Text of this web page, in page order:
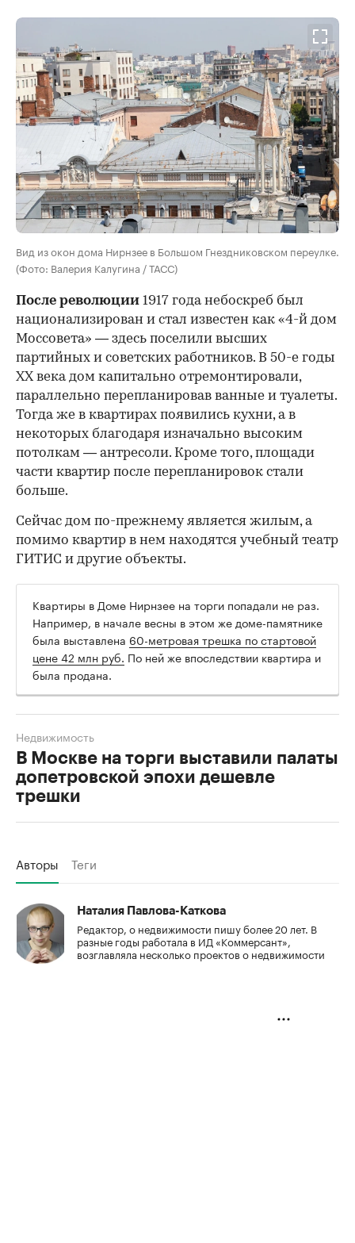
Вид из окон дома Нирнзее в Большом Гнездниковском переулке.
(Фото: Валерия Калугина / ТАСС)
После революции 1917 года небоскреб был
национализирован и стал известен как «4-й дом
Моссовета» — здесь поселили высших
партийных и советских работников. В 50-е годы
ХХ века дом капитально отремонтировали,
параллельно перепланировав ванные и туалеты.
Тогда же в квартирах появились кухни, а в
некоторых благодаря изначально высоким
потолкам — антресоли. Кроме того, площади
части квартир после перепланировок стали
больше.
Сейчас дом по-прежнему является жилым, а
помимо квартир в нем находятся учебный театр
ГИТИС и другие объекты.
Квартиры в Доме Нирнзее на торги попадали не раз.
Например, в начале весны в этом же доме-памятнике
была выставлена 60-метровая трешка по стартовой
цене 42 млн руб. По ней же впоследствии квартира и
была продана.
В Москве на торги выставили палаты
допетровской эпохи дешевле
трешки
Недвижимость
Авторы Теги
Наталия Павлова-Каткова
Редактор, о недвижимости пишу более 20 лет. В
разные годы работала в ИД «Коммерсант»,
возглавляла несколько проектов о недвижимости